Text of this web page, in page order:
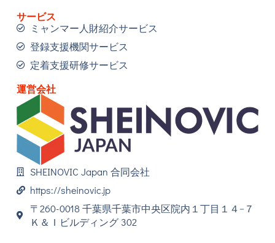
サービス
ミャンマー人財紹介サービス
登録支援機関サービス
定着支援研修サービス
運営会社
SHEINOVIC Japan 合同会社
https://sheinovic.jp
〒260-0018 千葉県千葉市中央区院内１丁目１４−７
Ｋ＆Ｉビルディング 302